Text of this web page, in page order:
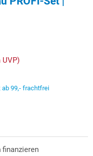
UVP)
ab 99,- frachtfrei
finanzieren